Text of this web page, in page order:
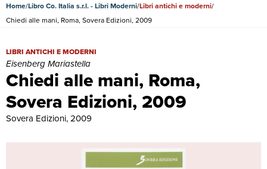
Home Libro Co. Italia s.r.l. - Libri Moderni Libri antichi e moderni
Chiedi alle mani, Roma, Sovera Edizioni, 2009
Chiedi alle mani, Roma,
Sovera Edizioni, 2009
Chiedi alle mani, Roma, Sovera Edizioni, 2009 | Libri antichi e
LIBRI ANTICHI E MODERNI
Eisenberg Mariastella
Sovera Edizioni, 2009